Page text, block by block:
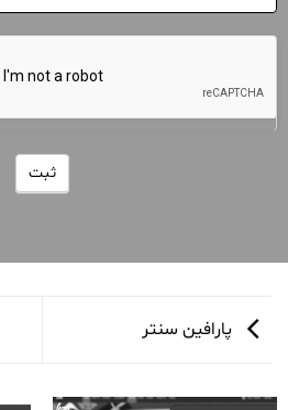
ثبت
پارافین سنتر